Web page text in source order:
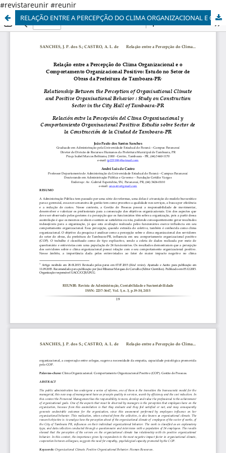
#revistareunir #reunir
RELAÇÃO ENTRE A PERCEPÇÃO DO CLIMA ORGANIZACIONAL E O COMPORTAMENTO ORGANIZACIONAL POSITIVO: ESTUDO NO SETOR DE OBRAS DA PREFEITURA DE TAMBOARA-PR